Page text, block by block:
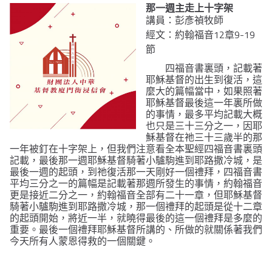
那一週主走上十字架
講員：彭彥禎牧師
經文：約翰福音12章9-19
節
四福音書裏頭，記載著
耶穌基督的出生到復活，這
麼大的篇幅當中，如果照著
耶穌基督最後這一年裏所做
的事情，最多平均記載大概
也只是三十三分之一，因耶
穌基督在祂三十三歲半的那
一年被釘在十字架上，但我們注意看全本聖經四福音書裏頭
記載，最後那一週耶穌基督騎著小驢駒進到耶路撒冷城，是
最後一週的起頭，到祂復活那一天剛好一個禮拜，四福音書
平均三分之一的篇幅是記載著那週所發生的事情，約翰福音
更是接近二分之一，約翰福音全部有二十一章，但耶穌基督
騎著小驢駒進到耶路撒冷城，那一個禮拜的起頭是從十二章
的起頭開始，將近一半，就曉得最後的這一個禮拜是多麼的
重要。最後一個禮拜耶穌基督所講的、所做的就關係著我們
今天所有人蒙恩得救的一個關鍵。